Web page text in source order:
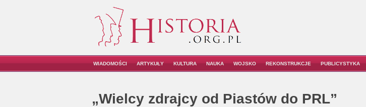
WIADOMOŚCI ARTYKUŁY KULTURA NAUKA WOJSKO REKONSTRUKCJE PUBLICYSTYKA
„Wielcy zdrajcy od Piastów do PRL”